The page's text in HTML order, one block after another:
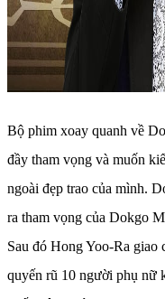
Bộ phim xoay quanh về
đầy tham vọng và muốn
ngoài đẹp trao của mình.
ra tham vọng của Dokgo
Sau đó Hong Yoo-Ra
quyến rũ 10 người phụ nữ